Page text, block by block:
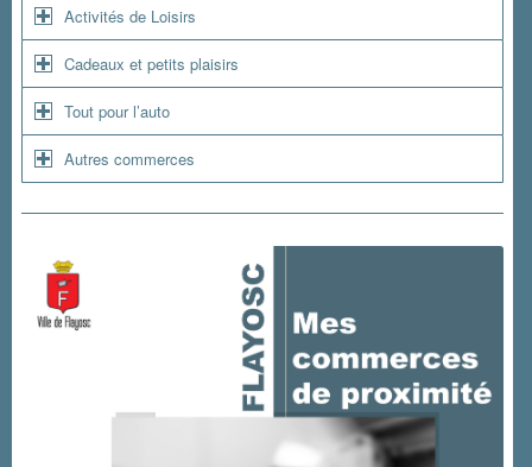
Activités de Loisirs
Cadeaux et petits plaisirs
Tout pour l’auto
Autres commerces